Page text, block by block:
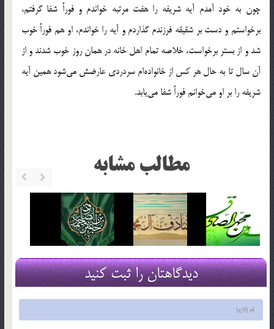
چون به خود آمدم آيه شريفه را هفت مرتبه خواندم و فوراً شفا گرفتم،
برخواستم و دست بر شقيقه فرزندم گذاردم و آيه را خواندم،‌ او هم فوراً خوب
شد و از بستر برخواست، خلاصه تمام اهل خانه در همان روز خوب شدند و از
آن سال تا به حال هر كس از خانواده‎ام سردردي عارضش مي‎شود همين آيه
شريفه را بر او مي‎خوانم فوراً شفا مي‎يابد.
مطالب مشابه
دیدگاهتان را ثبت کنید